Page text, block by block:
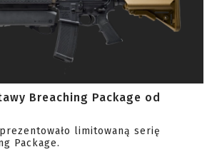
Breaching Package od
limitowaną serię
Package.